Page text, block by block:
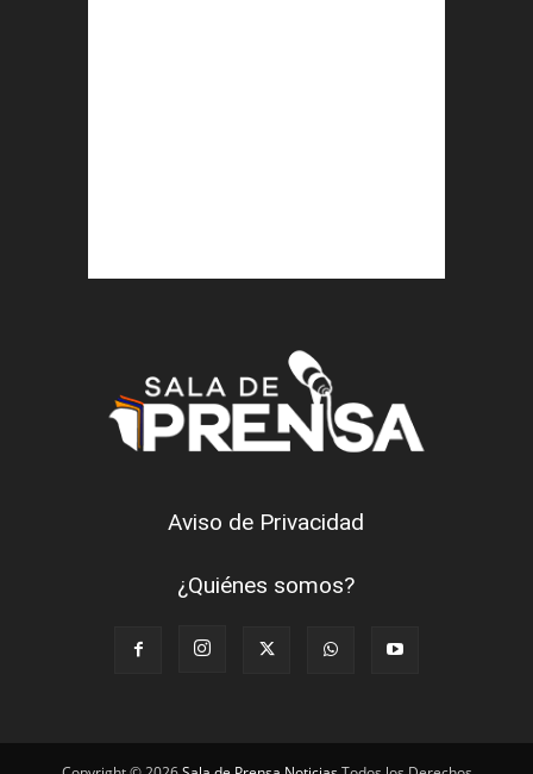
Aviso de Privacidad
¿Quiénes somos?